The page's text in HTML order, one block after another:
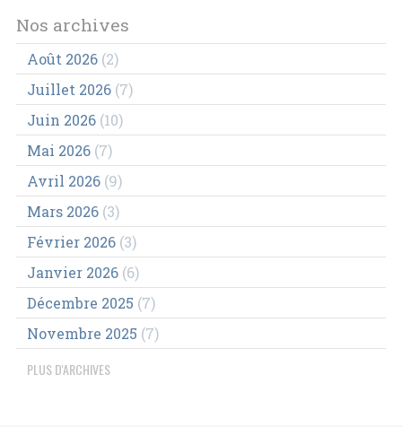
Nos archives
Août 2026(2)
Juillet 2026(7)
Juin 2026(10)
Mai 2026(7)
Avril 2026(9)
Mars 2026(3)
Février 2026(3)
Janvier 2026(6)
Décembre 2025 (7)
Novembre 2025 (7)
PLUS D'ARCHIVES